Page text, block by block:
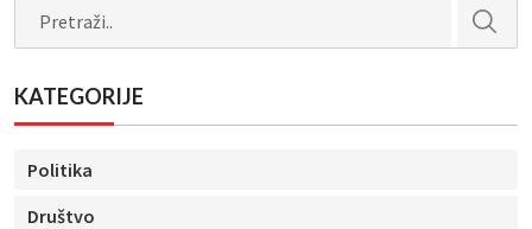
KATEGORIJE
Politika
Društvo